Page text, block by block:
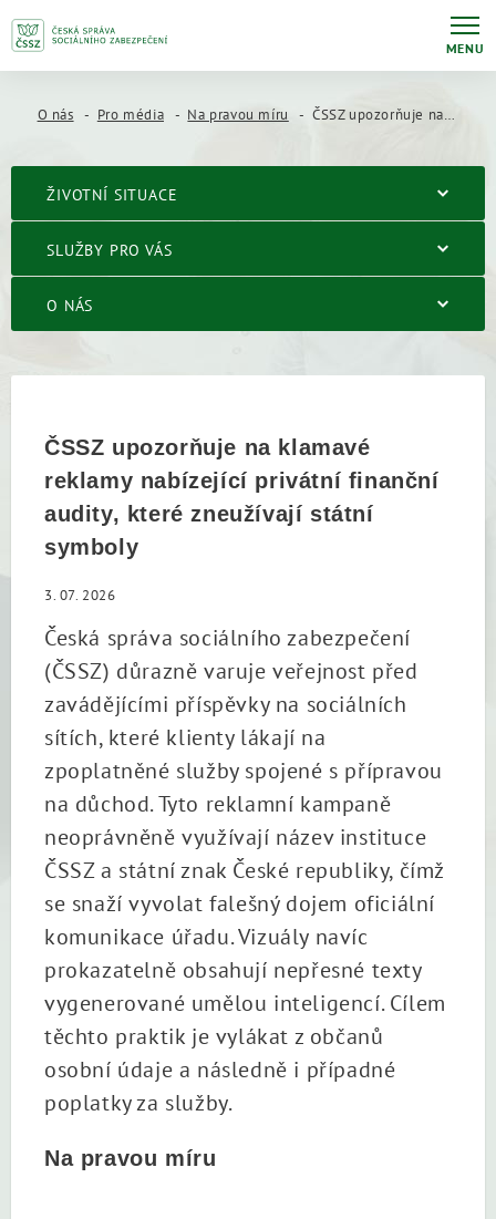
MENU
O nás Pro média Na pravou míru ČSSZ upozorňuje na klamavé reklamy nabízející privátní finanční audity, které zneužívají státní symboly
ŽIVOTNÍ SITUACE
SLUŽBY PRO VÁS
O NÁS
ČSSZ upozorňuje na klamavé
reklamy nabízející privátní finanční
audity, které zneužívají státní
symboly
3. 07. 2026
Česká správa sociálního zabezpečení
(ČSSZ) důrazně varuje veřejnost před
zavádějícími příspěvky na sociálních
sítích, které klienty lákají na
zpoplatněné služby spojené s přípravou
na důchod. Tyto reklamní kampaně
neoprávněně využívají název instituce
ČSSZ a státní znak České republiky, čímž
se snaží vyvolat falešný dojem oficiální
komunikace úřadu. Vizuály navíc
prokazatelně obsahují nepřesné texty
vygenerované umělou inteligencí. Cílem
těchto praktik je vylákat z občanů
osobní údaje a následně i případné
poplatky za služby.
Na pravou míru